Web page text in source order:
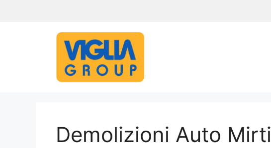
Demolizioni Auto Mirti